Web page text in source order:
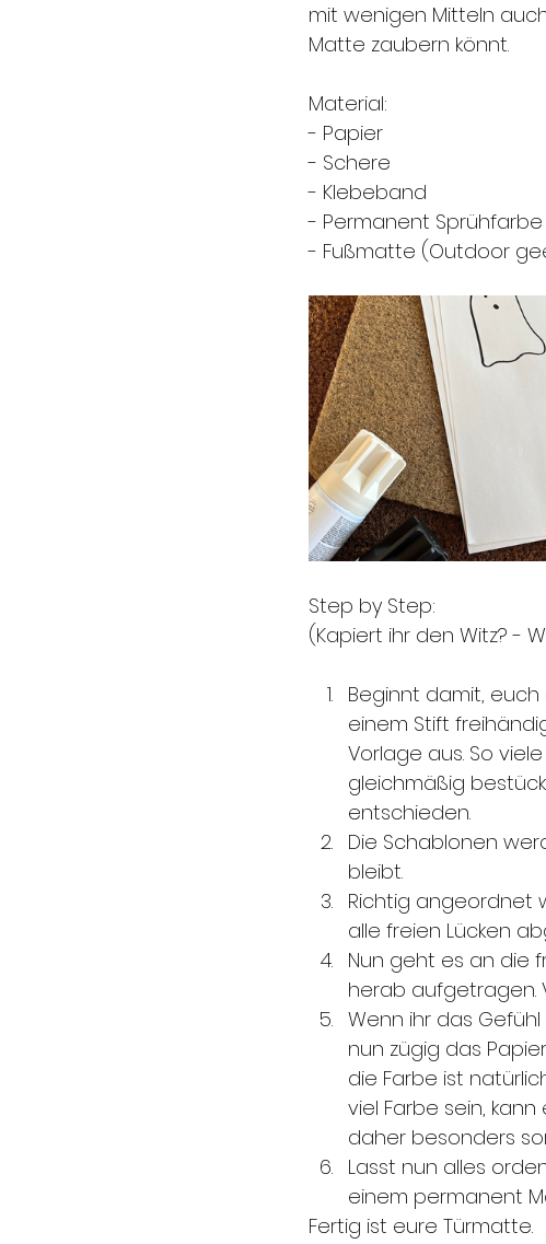
mit wenigen Mitteln
Matte zaubern könnt.
Material:
- Papier
- Schere
- Klebeband
- Permanent Sprühfarbe
- Fußmatte (Outdoor
Step by Step:
(Kapiert ihr den Witz? -
Beginnt damit,
einem Stift
Vorlage aus. So
gleichmäßig
entschieden.
Die Schablonen
bleibt.
Richtig angeordnet
alle freien Lücken
Nun geht es an die
herab aufgetragen.
Wenn ihr das
nun zügig das
die Farbe ist
viel Farbe sein,
daher besonders
Lasst nun alles
einem permanent
Fertig ist eure Türmatte.